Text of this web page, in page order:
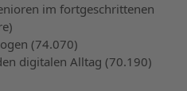
im fortgeschrittenen
(74.070)
digitalen Alltag (70.190)